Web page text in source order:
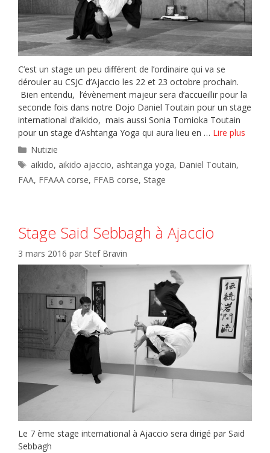
C’est un stage un peu différent de l’ordinaire qui va se
dérouler au CSJC d’Ajaccio les 22 et 23 octobre prochain.
Bien entendu, l’évènement majeur sera d’accueillir pour la
seconde fois dans notre Dojo Daniel Toutain pour un stage
international d’aikido, mais aussi Sonia Tomioka Toutain
pour un stage d’Ashtanga Yoga qui aura lieu en … Lire plus
Catégories
Nutizie
Étiquettes
aikido, aikido ajaccio, ashtanga yoga, Daniel Toutain,
FAA, FFAAA corse, FFAB corse, Stage
Stage Said Sebbagh à Ajaccio
3 mars 2016 par Stef Bravin
Le 7 ème stage international à Ajaccio sera dirigé par Said
Sebbagh